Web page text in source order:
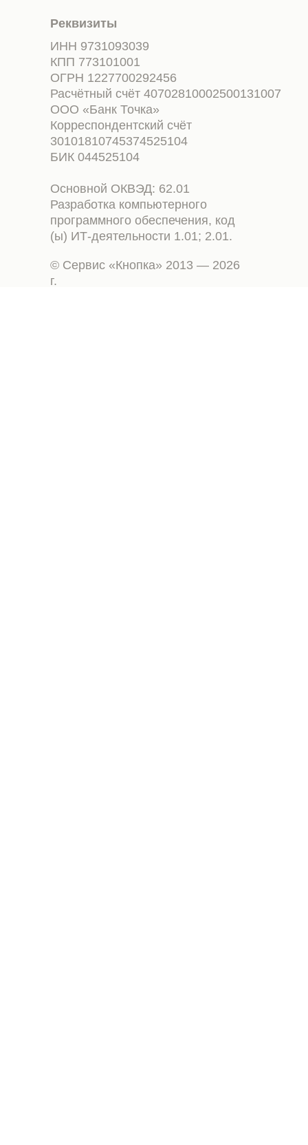
Реквизиты
Основной ОКВЭД: 62.01
Разработка компьютерного
программного обеспечения, код
(ы) ИТ-деятельности 1.01; 2.01.
ИНН 9731093039
КПП 773101001
ОГРН 1227700292456
Расчётный счёт 40702810002500131007
ООО «Банк Точка»
Корреспондентский счёт
30101810745374525104
БИК 044525104
© Сервис «Кнопка» 2013 — 2026
г.